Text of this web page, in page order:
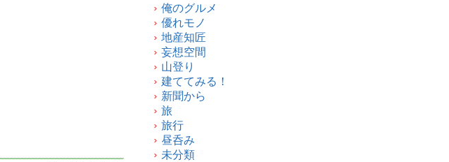
俺のグルメ
優れモノ
地産知匠
妄想空間
山登り
建ててみる！
新聞から
旅
旅行
昼呑み
未分類